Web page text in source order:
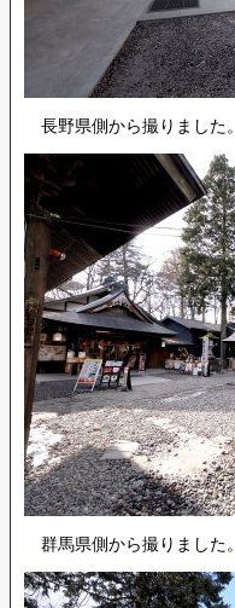
長野県側から撮りました。
群馬県側から撮りました。